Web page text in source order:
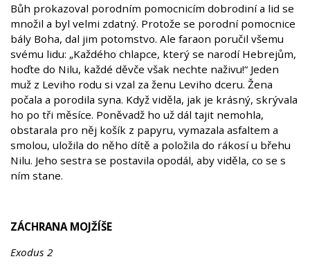
Bůh prokazoval porodním pomocnicím dobrodiní a lid se
množil a byl velmi zdatný. Protože se porodní pomocnice
bály Boha, dal jim potomstvo. Ale faraon poručil všemu
svému lidu: „Každého chlapce, který se narodí Hebrejům,
hoďte do Nilu, každé děvče však nechte naživu!“ Jeden
muž z Leviho rodu si vzal za ženu Leviho dceru. Žena
počala a porodila syna. Když viděla, jak je krásný, skrývala
ho po tři měsíce. Poněvadž ho už dál tajit nemohla,
obstarala pro něj košík z papyru, vymazala asfaltem a
smolou, uložila do něho dítě a položila do rákosí u břehu
Nilu. Jeho sestra se postavila opodál, aby viděla, co se s
ním stane.
ZÁCHRANA MOJŽÍŠE
Exodus 2